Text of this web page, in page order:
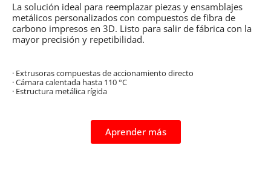
La solución ideal para reemplazar piezas y ensamblajes
metálicos personalizados con compuestos de fibra de
carbono impresos en 3D. Listo para salir de fábrica con la
mayor precisión y repetibilidad.
· Extrusoras compuestas de accionamiento directo
· Cámara calentada hasta 110 °C
· Estructura metálica rígida
Aprender más